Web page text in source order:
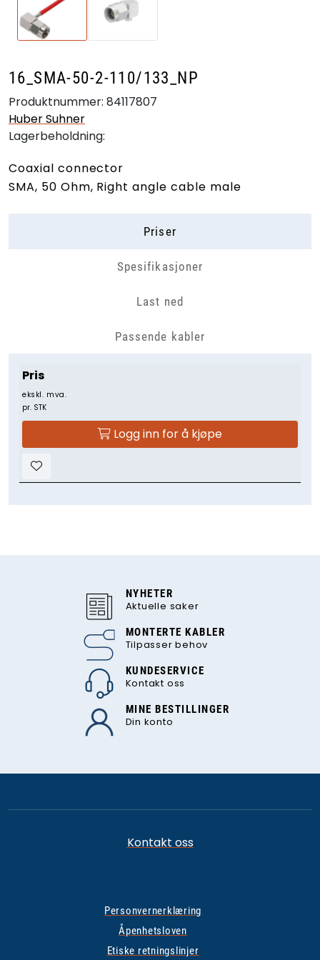
16_SMA-50-2-110/133_NP
Produktnummer: 84117807
Huber Suhner
Lagerbeholdning:
Coaxial connector
SMA, 50 Ohm, Right angle cable male
Priser
Spesifikasjoner
Last ned
Passende kabler
Pris
ekskl. mva.
pr. STK
Logg inn for å kjøpe
NYHETER
Aktuelle saker
MONTERTE KABLER
Tilpasser behov
KUNDESERVICE
Kontakt oss
MINE BESTILLINGER
Din konto
Kontakt oss
Personvernerklæring
Åpenhetsloven
Etiske retningslinjer